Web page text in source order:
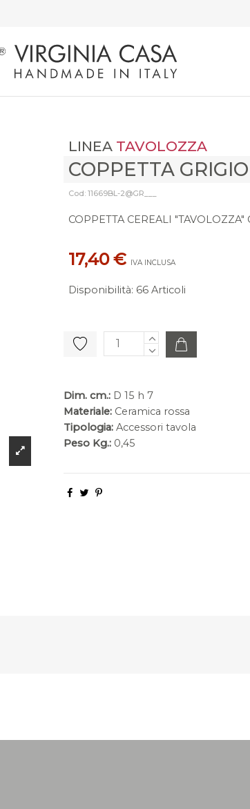
LINEA TAVOLOZZA
COPPETTA GRIGIO
Cod: 11669BL-2@GR___
COPPETTA CEREALI "TAVOLOZZA"
17,40 € IVA INCLUSA
Disponibilità: 66 Articoli
Dim. cm.: D 15 h 7
Materiale: Ceramica rossa
Tipologia: Accessori tavola
Peso Kg.: 0,45